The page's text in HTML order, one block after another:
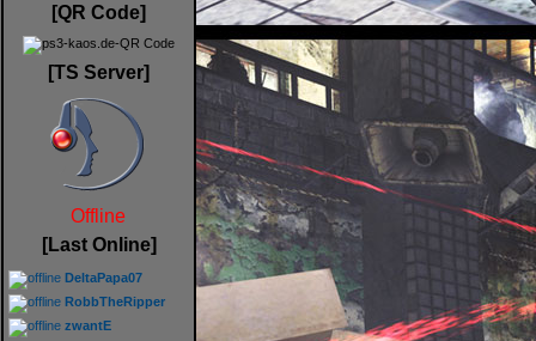
[QR Code]
[TS Server]
Offline
[Last Online]
DeltaPapa07
RobbTheRipper
zwantE